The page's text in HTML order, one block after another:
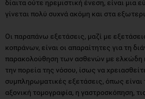
δίαιτα ούτε ηρεμιστική ένεση, είναι μια
γίνεται πολύ συχνά ακόμη και στα
Οι παραπάνω εξετάσεις, μαζί με
κοπράνων, είναι οι απαραίτητες για τη
παρακολούθηση των ασθενών με ελκώδη
την πορεία της νόσου, ίσως να
συμπληρωματικές εξετάσεις, όπως
αξονική τομογραφία, η γαστροσκόπηση,